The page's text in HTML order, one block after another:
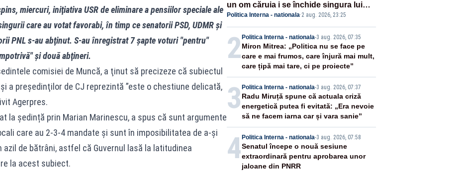
miercuri, iniţiativa USR de eliminare a pensiilor speciale ale
care au votat favorabi, în timp ce senatorii PSD, UDMR şi
PNL s-au abţinut. S-au înregistrat 7 şapte voturi "pentru"
şi două abţineri.
comisiei de Muncă, a ţinut să precizeze că subiectul
a preşedinţilor de CJ reprezintă ”este o chestiune delicată,
Agerpres.
la ședință prin Marian Marinescu, a spus că sunt argumente
care au 2-3-4 mandate și sunt în imposibilitatea de a-și
de bătrâni, astfel că Guvernul lasă la latitudinea
la acest subiect.
un om căruia i se închide singura lui
portiță?”
Politica Interna - nationala·2 aug. 2026, 23:25
2 Politica Interna - nationala-3 aug. 2026, 07:35
Miron Mitrea: „Politica nu se face pe
care e mai frumos, care înjură mai mult,
care țipă mai tare, ci pe proiecte”
3 Politica Interna - nationala-3 aug. 2026, 07:37
Radu Miruță spune că actuala criză
energetică putea fi evitată: „Era nevoie
să ne facem iarna car și vara sanie”
4 Politica Interna - nationala-3 aug. 2026, 07:58
Senatul începe o nouă sesiune
extraordinară pentru aprobarea unor
jaloane din PNRR